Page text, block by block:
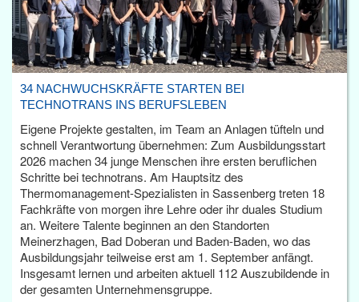
34 NACHWUCHSKRÄFTE STARTEN BEI
TECHNOTRANS INS BERUFSLEBEN
Eigene Projekte gestalten, im Team an Anlagen tüfteln und
schnell Verantwortung übernehmen: Zum Ausbildungsstart
2026 machen 34 junge Menschen ihre ersten beruflichen
Schritte bei technotrans. Am Hauptsitz des
Thermomanagement-Spezialisten in Sassenberg treten 18
Fachkräfte von morgen ihre Lehre oder ihr duales Studium
an. Weitere Talente beginnen an den Standorten
Meinerzhagen, Bad Doberan und Baden-Baden, wo das
Ausbildungsjahr teilweise erst am 1. September anfängt.
Insgesamt lernen und arbeiten aktuell 112 Auszubildende in
der gesamten Unternehmensgruppe.